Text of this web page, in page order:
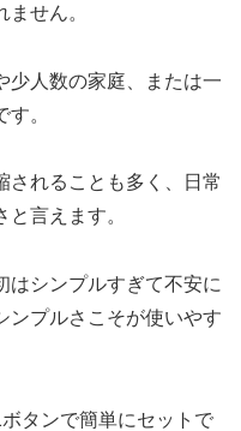
せん。
少人数の家庭、または一
。
されることも多く、日常
言えます。
はシンプルすぎて不安に
ンプルさこそが使いやす
タンで簡単にセットで